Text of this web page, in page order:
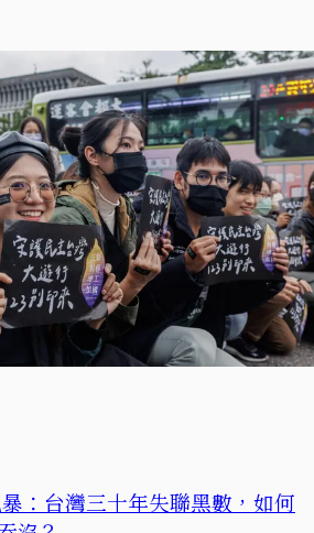
：台灣三十年失聯黑數，如何